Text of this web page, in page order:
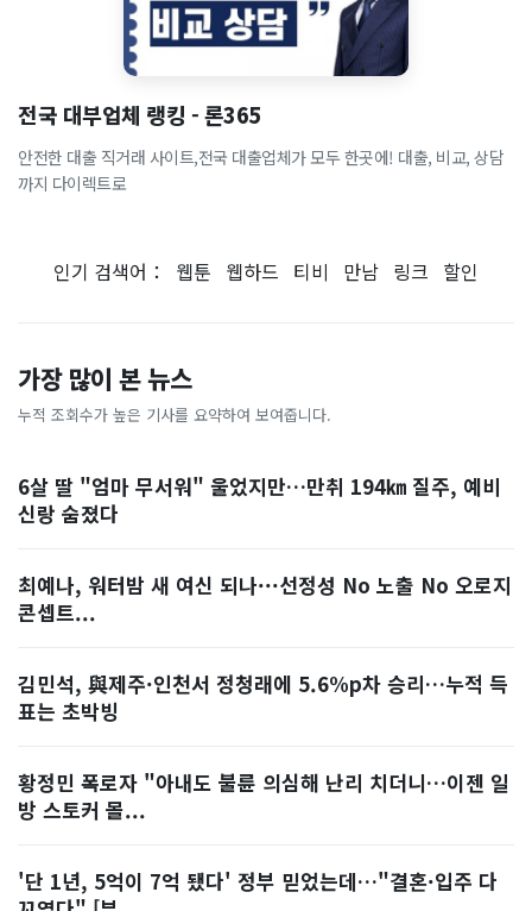
전국 대부업체 랭킹 - 론365
안전한 대출 직거래 사이트,전국 대출업체가 모두 한곳에! 대출, 비교, 상담
까지 다이렉트로
인기 검색어： 웹툰 웹하드 티비 만남 링크 할인
가장 많이 본 뉴스
누적 조회수가 높은 기사를 요약하여 보여줍니다.
6살 딸 "엄마 무서워" 울었지만…만취 194㎞ 질주, 예비
신랑 숨졌다
최예나, 워터밤 새 여신 되나···선정성 No 노출 No 오로지
콘셉트...
김민석, 與제주·인천서 정청래에 5.6%p차 승리…누적 득
표는 초박빙
황정민 폭로자 "아내도 불륜 의심해 난리 치더니…이젠 일
방 스토커 몰...
'단 1년, 5억이 7억 됐다' 정부 믿었는데…"결혼·입주 다